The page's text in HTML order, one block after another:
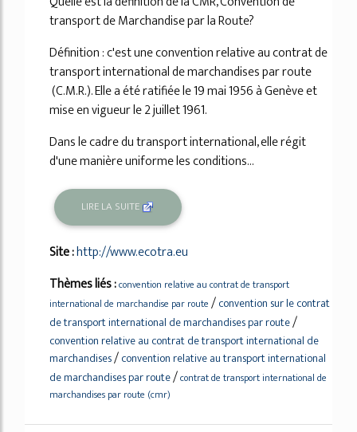
transport de Marchandise par la Route?
Définition : c'est une convention relative au contrat de
transport international de marchandises par route
(C.M.R.). Elle a été ratifiée le 19 mai 1956 à Genève et
mise en vigueur le 2 juillet 1961.
Dans le cadre du transport international, elle régit
d'une manière uniforme les conditions...
LIRE LA SUITE
Site :http://www.ecotra.eu
Thèmes liés :convention relative au contrat de transport
international de marchandise par route /convention sur le contrat
de transport international de marchandises par route/
convention relative au contrat de transport international de
marchandises/convention relative au transport international
de marchandises par route/contrat de transport international de
marchandises par route (cmr)